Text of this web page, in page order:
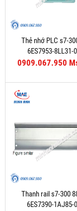
Thẻ nhớ PLC s7-
6ES7953-8LL31-
0909.067.950
Thanh rail s7-300
6ES7390-1AJ85-